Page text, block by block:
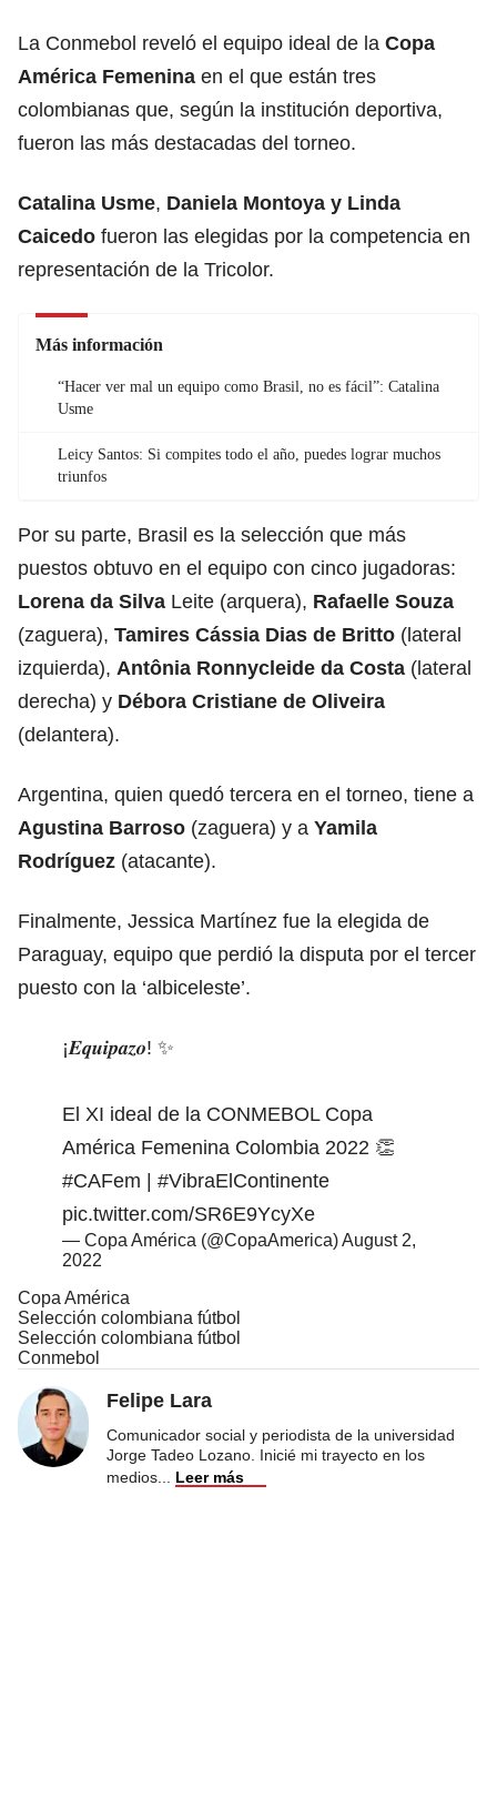
La Conmebol reveló el equipo ideal de la Copa
América Femenina en el que están tres
colombianas que, según la institución deportiva,
fueron las más destacadas del torneo.
Catalina Usme, Daniela Montoya y Linda
Caicedo fueron las elegidas por la competencia en
representación de la Tricolor.
Más información
“Hacer ver mal un equipo como Brasil, no es fácil”: Catalina
Usme
Leicy Santos: Si compites todo el año, puedes lograr muchos
triunfos
Por su parte, Brasil es la selección que más
puestos obtuvo en el equipo con cinco jugadoras:
Lorena da Silva Leite (arquera), Rafaelle Souza
(zaguera), Tamires Cássia Dias de Britto (lateral
izquierda), Antônia Ronnycleide da Costa (lateral
derecha) y Débora Cristiane de Oliveira
(delantera).
Argentina, quien quedó tercera en el torneo, tiene a
Agustina Barroso (zaguera) y a Yamila
Rodríguez (atacante).
Finalmente, Jessica Martínez fue la elegida de
Paraguay, equipo que perdió la disputa por el tercer
puesto con la ‘albiceleste’.
¡𝑬𝒒𝒖𝒊𝒑𝒂𝒛𝒐! ✨
El XI ideal de la CONMEBOL Copa
América Femenina Colombia 2022 👏
#CAFem | #VibraElContinente
pic.twitter.com/SR6E9YcyXe
— Copa América (@CopaAmerica)August 2,
2022
Copa América
Selección colombiana fútbol
Selección colombiana fútbol
Conmebol
Felipe Lara
Comunicador social y periodista de la universidad
Jorge Tadeo Lozano. Inicié mi trayecto en los
medios
Leer más